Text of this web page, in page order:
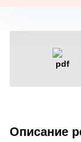
Описание